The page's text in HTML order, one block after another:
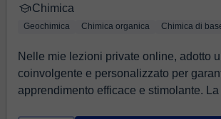
Chimica
Geochimica Chimica organica Chimica di
Nelle mie lezioni private online, adotto
coinvolgente e personalizzato per
apprendimento efficace e stimolante. La